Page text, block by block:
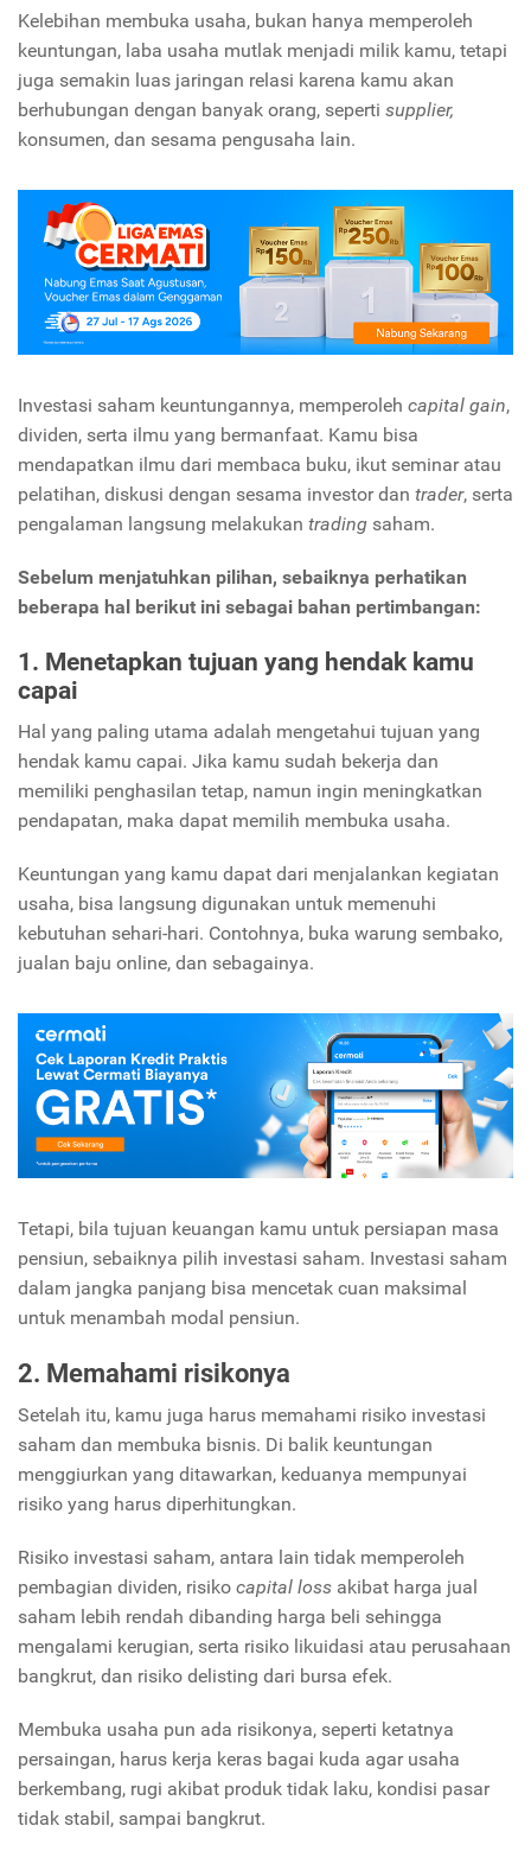
Kelebihan membuka usaha, bukan hanya memperoleh
keuntungan, laba usaha mutlak menjadi milik kamu, tetapi
juga semakin luas jaringan relasi karena kamu akan
berhubungan dengan banyak orang, seperti supplier,
konsumen, dan sesama pengusaha lain.
Investasi saham keuntungannya, memperoleh capital gain,
dividen, serta ilmu yang bermanfaat. Kamu bisa
mendapatkan ilmu dari membaca buku, ikut seminar atau
pelatihan, diskusi dengan sesama investor dan trader, serta
pengalaman langsung melakukan trading saham.
Sebelum menjatuhkan pilihan, sebaiknya perhatikan
beberapa hal berikut ini sebagai bahan pertimbangan:
1. Menetapkan tujuan yang hendak kamu
capai
Hal yang paling utama adalah mengetahui tujuan yang
hendak kamu capai. Jika kamu sudah bekerja dan
memiliki penghasilan tetap, namun ingin meningkatkan
pendapatan, maka dapat memilih membuka usaha.
Keuntungan yang kamu dapat dari menjalankan kegiatan
usaha, bisa langsung digunakan untuk memenuhi
kebutuhan sehari-hari. Contohnya, buka warung sembako,
jualan baju online, dan sebagainya.
Tetapi, bila tujuan keuangan kamu untuk persiapan masa
pensiun, sebaiknya pilih investasi saham. Investasi saham
dalam jangka panjang bisa mencetak cuan maksimal
untuk menambah modal pensiun.
2. Memahami risikonya
Setelah itu, kamu juga harus memahami risiko investasi
saham dan membuka bisnis. Di balik keuntungan
menggiurkan yang ditawarkan, keduanya mempunyai
risiko yang harus diperhitungkan.
Risiko investasi saham, antara lain tidak memperoleh
pembagian dividen, risiko capital loss akibat harga jual
saham lebih rendah dibanding harga beli sehingga
mengalami kerugian, serta risiko likuidasi atau perusahaan
bangkrut, dan risiko delisting dari bursa efek.
Membuka usaha pun ada risikonya, seperti ketatnya
persaingan, harus kerja keras bagai kuda agar usaha
berkembang, rugi akibat produk tidak laku, kondisi pasar
tidak stabil, sampai bangkrut.